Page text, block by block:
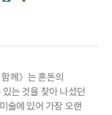
께》는 혼돈의
는 것을 찾아 나섰던
술에 있어 가장 오랜